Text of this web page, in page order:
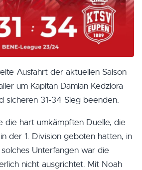
Ausfahrt der aktuellen Saison
um Kapitän Damian Kedziora
sicheren 31-34 Sieg beenden.
die hart umkämpften Duelle, die
der 1. Division geboten hatten, in
Unterfangen war die
nicht ausgrichtet. Mit Noah